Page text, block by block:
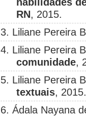
RN, 2015.
3. Liliane Pereira
4. Liliane Pereira
comunidade,
5. Liliane Pereira
textuais,
6. Ádala Nayana